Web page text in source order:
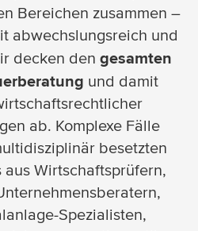
Bereichen zusammen –
abwechslungsreich und
decken den gesamten
und damit
ab. Komplexe Fälle
besetzten
aus Wirtschaftsprüfern,
Spezialisten,